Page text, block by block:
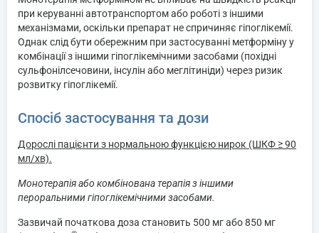
при керуванні автотранспортом або роботі з іншими
механізмами, оскільки препарат не спричиняє гіпоглікемії.
Однак слід бути обережним при застосуванні метформіну у
комбінації з іншими гіпоглікемічними засобами (похідні
сульфонілсечовини, інсулін або меглітиніди) через ризик
розвитку гіпоглікемії.
Спосіб застосування та дози
Дорослі пацієнти з нормальною функцією нирок (ШКФ ≥ 90
мл/хв).
Монотерапія або комбінована терапія з іншими
пероральними гіпоглікемічними засобами.
Зазвичай початкова доза становить 500 мг або 850 мг